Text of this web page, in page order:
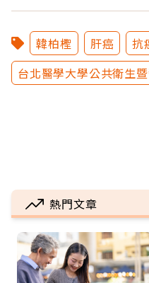
韓柏檉 肝癌 抗
台北醫學大學公共衛生
熱門文章